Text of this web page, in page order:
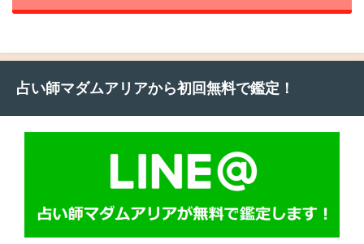
占い師マダムアリアから初回無料で鑑定！